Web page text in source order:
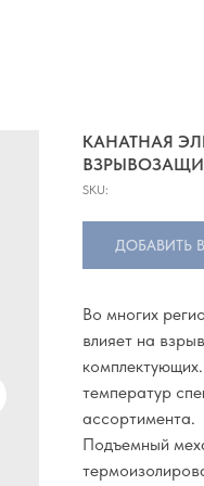
КАНАТНАЯ
SKU:
ДОБАВИТЬ
Во многих
влияет на
температур
ассортимента.
Подъемный